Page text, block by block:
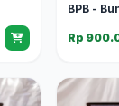
BPB -
Rp